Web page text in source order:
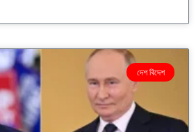
দেশ বিদেশ